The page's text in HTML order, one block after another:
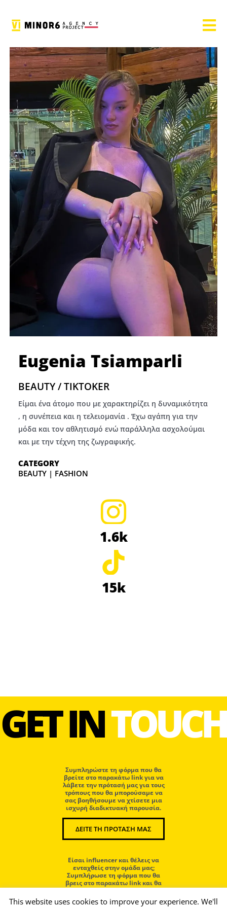
Eugenia Tsiamparli
BEAUTY / TIKTOKER
Είμαι ένα άτομο που με χαρακτηρίζει η δυναμικότητα
, η συνέπεια και η τελειομανία . Έχω αγάπη για την
μόδα και τον αθλητισμό ενώ παράλληλα ασχολούμαι
και με την τέχνη της ζωγραφικής.
CATEGORY
BEAUTY | FASHION
1.6k
15k
GET INTOUCH
Συμπληρώστε τη φόρμα που θα
βρείτε στο παρακάτω link για να
λάβετε την πρότασή μας για τους
τρόπους που θα μπορούσαμε να
σας βοηθήσουμε να χτίσετε μια
ισχυρή διαδικτυακή παρουσία.
ΔΕΙΤΕ ΤΗ ΠΡΟΤΑΣΗ ΜΑΣ
Eίσαι influencer και θέλεις να
ενταχθείς στην ομάδα μας;
Συμπλήρωσε τη φόρμα που θα
βρεις στο παρακάτω link και θα
επικοινωνήσουμε μαζί σου.
This website uses cookies to improve your experience. We'll